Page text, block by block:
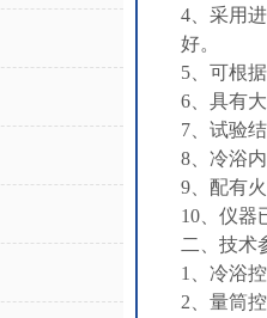
4、采用
好。
5、可根
6、具有
7、试验
8、冷浴
9、配有
10、仪器
二、技术
1、冷浴
2、量筒